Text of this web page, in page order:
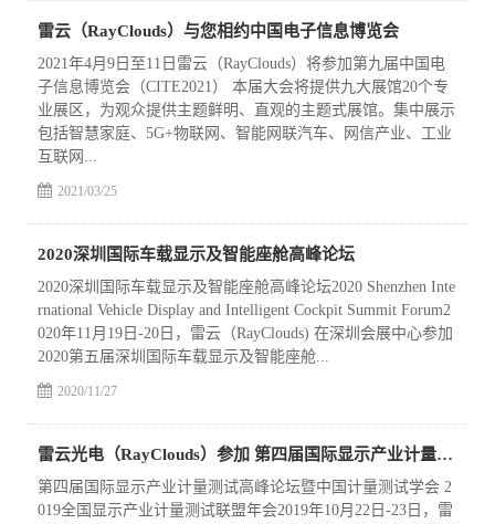
雷云（RayClouds）与您相约中国电子信息博览会
2021/03/25
2021年4月9日至11日雷云（RayClouds）将参加第九届中国电
子信息博览会（CITE2021） 本届大会将提供九大展馆20个专
业展区，为观众提供主题鲜明、直观的主题式展馆。集中展示
包括智慧家庭、5G+物联网、智能网联汽车、网信产业、工业
互联网...
2020深圳国际车载显示及智能座舱高峰论坛
2020/11/27
2020深圳国际车载显示及智能座舱高峰论坛2020 Shenzhen Inte
rnational Vehicle Display and Intelligent Cockpit Summit Forum2
020年11月19日-20日，雷云（RayClouds) 在深圳会展中心参加
2020第五届深圳国际车载显示及智能座舱...
雷云光电（RayClouds）参加 第四届国际显示产业计量测试高峰论坛
第四届国际显示产业计量测试高峰论坛暨中国计量测试学会 2
019全国显示产业计量测试联盟年会2019年10月22日-23日，雷